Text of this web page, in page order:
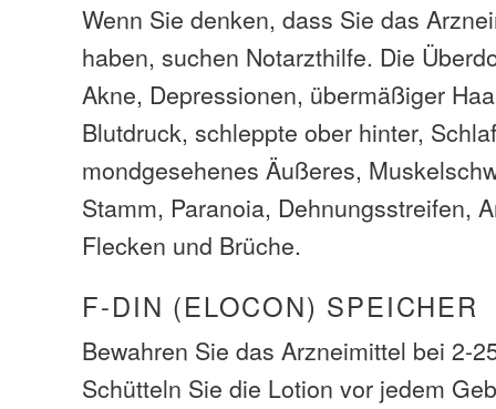
Wenn Sie denken, dass Sie das
haben, suchen Notarzthilfe. Die
Akne, Depressionen, übermäßiger
Blutdruck, schleppte ober hinter,
mondgesehenes Äußeres,
Stamm, Paranoia, Dehnungsstreifen,
Flecken und Brüche.
F-DIN (ELOCON) SPEICHER
Bewahren Sie das Arzneimittel bei 2-
Schütteln Sie die Lotion vor jedem